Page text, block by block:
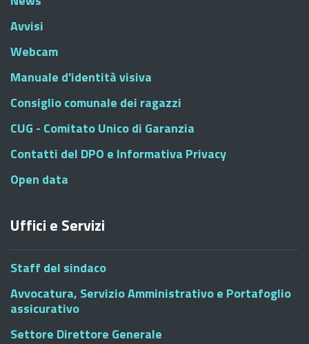
Avvisi
Webcam
Manuale d'identità visiva
Consiglio comunale dei ragazzi
CUG - Comitato Unico di Garanzia
Contatti del DPO e Informativa Privacy
Open data
Uffici e Servizi
Staff del sindaco
Avvocatura, Servizio Amministrativo e Portafoglio
assicurativo
Settore Direttore Generale